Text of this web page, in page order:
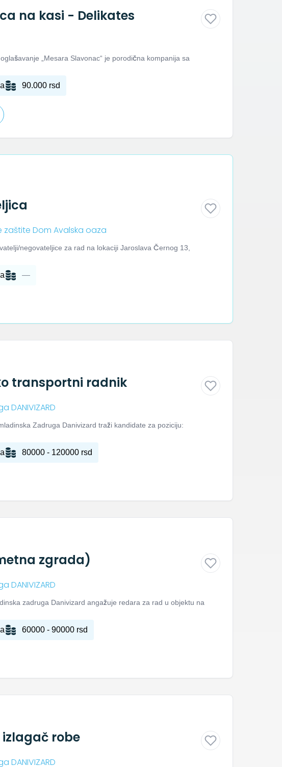
na kasi - Delikates
„Mesara Slavonac“ je porodična kompanija sa
90.000 rsd
Dom Avalska oaza
negovateljice za rad na lokaciji Jaroslava Černog 13,
—
transportni radnik
DANIVIZARD
Zadruga Danivizard traži kandidate za poziciju:
80000 - 120000 rsd
zgrada)
DANIVIZARD
zadruga Danivizard angažuje redara za rad u objektu na
60000 - 90000 rsd
robe
DANIVIZARD